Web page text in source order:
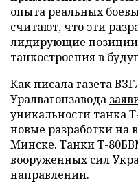
опыта реальных
считают, что эти
лидирующие позиции
танкостроения в
Как писала газета
Уралвагонзавода
уникальности танка
новые разработки на
Минске. Танки Т-
вооруженных сил
направлении.